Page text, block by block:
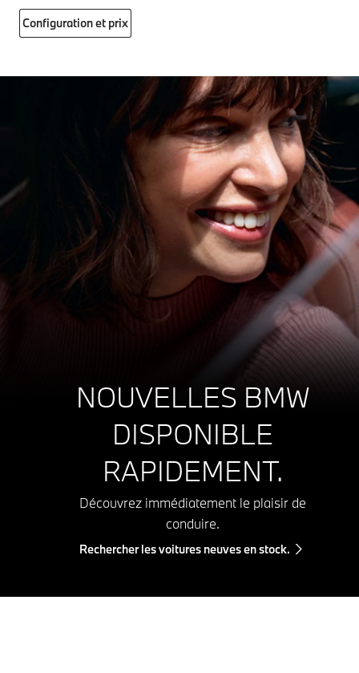
Configuration et prix
NOUVELLES BMW
DISPONIBLE
RAPIDEMENT.
Découvrez immédiatement le plaisir de
conduire.
Rechercher les voitures neuves en stock.